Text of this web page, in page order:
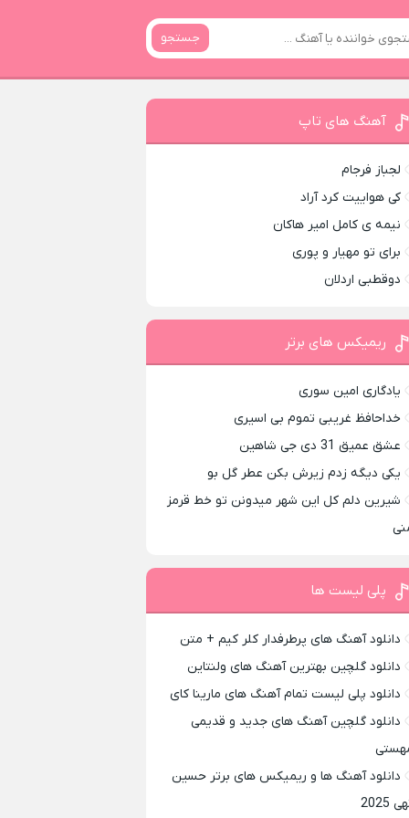
جستجو
آهنگ های تاپ
لجباز فرجام
کی هواییت کرد آراد
نیمه ی کامل امیر هاکان
برای تو مهیار و پوری
دوقطبی اردلان
ریمیکس های برتر
یادگاری امین سوری
خداحافظ غریبی تموم بی اسیری
عشق عمیق 31 دی جی شاهین
یکی دیگه زدم زیرش بکن عطر گل بو
شیرین دلم کل این شهر میدونن تو خط قرمز
پلی لیست ها
دانلود آهنگ های پرطرفدار کلر کیم + متن
دانلود گلچین بهترین آهنگ های ولنتاین
دانلود پلی لیست تمام آهنگ های مارینا کای
دانلود گلچین آهنگ های جدید و قدیمی
دانلود آهنگ ها و ریمیکس های برتر حسین
2025